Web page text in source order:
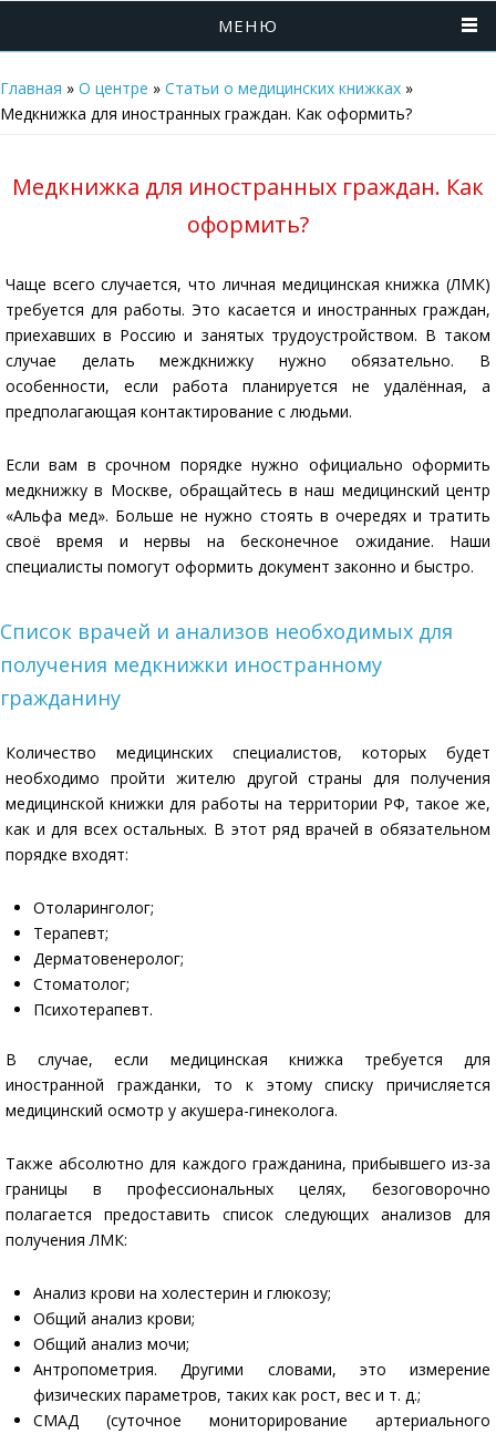
МЕНЮ
Главная » О центре » Статьи о медицинских книжках »
Медкнижка для иностранных граждан. Как оформить?
Медкнижка для иностранных граждан. Как
оформить?
Чаще всего случается, что личная медицинская книжка (ЛМК)
требуется для работы. Это касается и иностранных граждан,
приехавших в Россию и занятых трудоустройством. В таком
случае делать междкнижку нужно обязательно. В
особенности, если работа планируется не удалённая, а
предполагающая контактирование с людьми.
Если вам в срочном порядке нужно официально оформить
медкнижку в Москве, обращайтесь в наш медицинский центр
«Альфа мед». Больше не нужно стоять в очередях и тратить
своё время и нервы на бесконечное ожидание. Наши
специалисты помогут оформить документ законно и быстро.
Список врачей и анализов необходимых для
получения медкнижки иностранному
гражданину
Количество медицинских специалистов, которых будет
необходимо пройти жителю другой страны для получения
медицинской книжки для работы на территории РФ, такое же,
как и для всех остальных. В этот ряд врачей в обязательном
порядке входят:
Отоларинголог;
Терапевт;
Дерматовенеролог;
Стоматолог;
Психотерапевт.
В случае, если медицинская книжка требуется для
иностранной гражданки, то к этому списку причисляется
медицинский осмотр у акушера-гинеколога.
Также абсолютно для каждого гражданина, прибывшего из-за
границы в профессиональных целях, безоговорочно
полагается предоставить список следующих анализов для
получения ЛМК:
Анализ крови на холестерин и глюкозу;
Общий анализ крови;
Общий анализ мочи;
Антропометрия. Другими словами, это измерение
физических параметров, таких как рост, вес и т. д.;
СМАД (суточное мониторирование артериального